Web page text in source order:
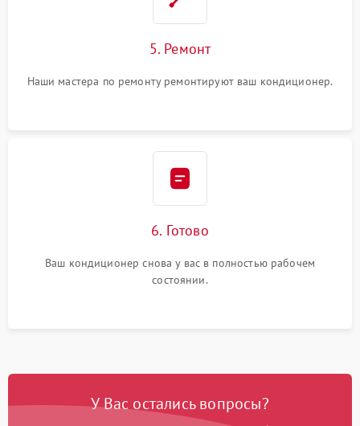
5. Ремонт
Наши мастера по ремонту ремонтируют ваш кондиционер.
6. Готово
Ваш кондиционер снова у вас в полностью рабочем
состоянии.
У Вас остались вопросы?